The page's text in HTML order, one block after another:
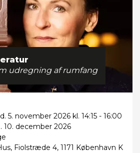
udregning af rumfang
d. 5. november 2026 kl. 14:15 - 16:00
10. december 2026
Fiolstræde 4, 1171 København K